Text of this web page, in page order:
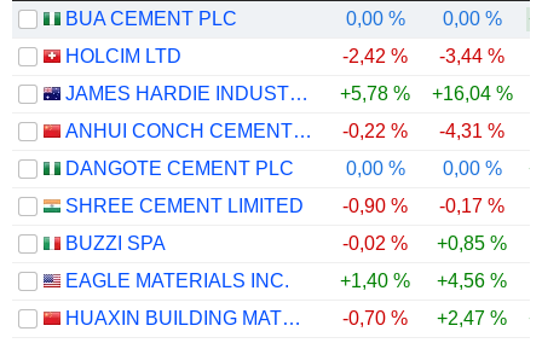
BUA CEMENT PLC 0,00 % 0,00 %
HOLCIM LTD
-2,42 % -3,44 %
JAMES HARDIE INDUSTRIES PLC
+5,78 % +16,04 %
ANHUI CONCH CEMENT COMPANY LIMITED
-0,22 % -4,31 %
DANGOTE CEMENT PLC
0,00 % 0,00 %
SHREE CEMENT LIMITED
-0,90 % -0,17 %
BUZZI SPA
-0,02 % +0,85 %
EAGLE MATERIALS INC.
+1,40 % +4,56 %
HUAXIN BUILDING MATERIALS GROUP CO., LTD.
-0,70 % +2,47 %